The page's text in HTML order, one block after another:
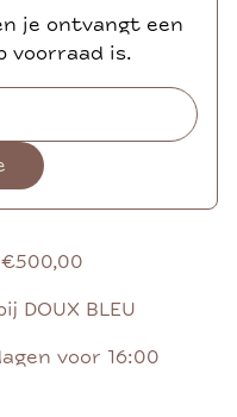
je ontvangt een
voorraad is.
DOUX BLEU
voor 16:00